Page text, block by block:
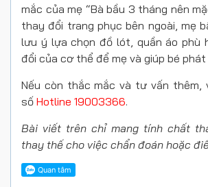
mắc của mẹ “Bà bầu 3 tháng nên
thay đổi trang phục bên ngoài, mẹ
lưu ý lựa chọn đồ lót, quần áo phù
đổi của cơ thể để mẹ và giúp bé
Nếu còn thắc mắc và tư vấn thêm,
số Hotline 19003366.
Bài viết trên chỉ mang tính chất
thay thế cho việc chẩn đoán hoặc